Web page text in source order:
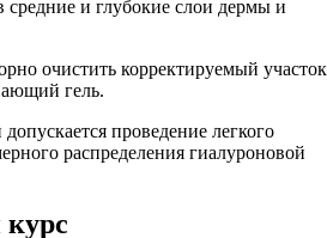
средние и глубокие слои дермы и
очистить корректируемый участок
гель.
проведение легкого
распределения гиалуроновой